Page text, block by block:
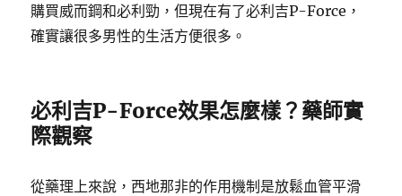
購買威而鋼和必利勁，但現在有了必利吉P-Force，
確實讓很多男性的生活方便很多。
必利吉P-Force效果怎麼樣？藥師實
際觀察
從藥理上來說，西地那非的作用機制是放鬆血管平滑